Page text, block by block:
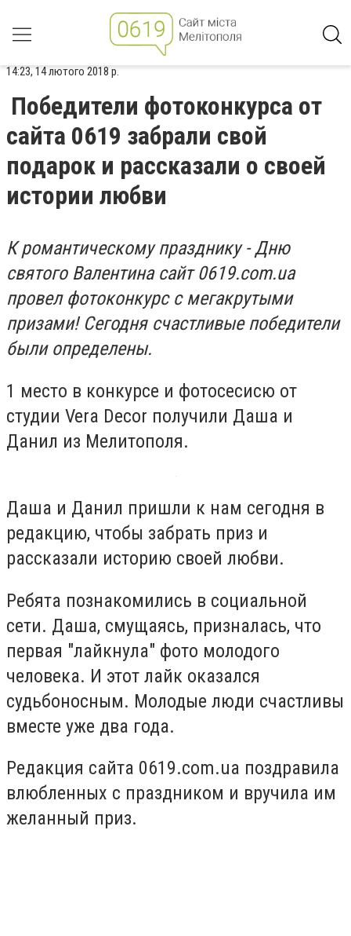
14:23, 14 лютого 2018 р.
Победители фотоконкурса от
сайта 0619 забрали свой
подарок и рассказали о своей
истории любви
К романтическому празднику - Дню
святого Валентина сайт 0619.com.ua
провел фотоконкурс с мегакрутыми
призами! Сегодня счастливые победители
были определены.
1 место в конкурсе и фотосесисю от
студии Vera Decor получили Даша и
Данил из Мелитополя.
Даша и Данил пришли к нам сегодня в
редакцию, чтобы забрать приз и
рассказали историю своей любви.
Ребята познакомились в социальной
сети. Даша, смущаясь, призналась, что
первая "лайкнула" фото молодого
человека. И этот лайк оказался
судьбоносным. Молодые люди счастливы
вместе уже два года.
Редакция сайта 0619.com.ua поздравила
влюбленных с праздником и вручила им
желанный приз.